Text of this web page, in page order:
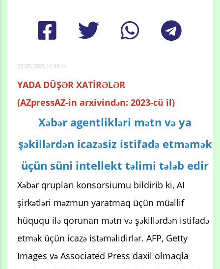
22-05-2025 16:49:44
YADA DÜŞƏR XATİRƏLƏR
(AZpressAZ-in arxivindən: 2023-cü il)
Xəbər agentlikləri mətn və ya
şəkillərdən icazəsiz istifadə etməmək
üçün süni intellekt təlimi tələb edir
Xəbər qrupları konsorsiumu bildirib ki, AI
şirkətləri məzmun yaratmaq üçün müəllif
hüququ ilə qorunan mətn və şəkillərdən istifadə
etmək üçün icazə istəməlidirlər. AFP, Getty
Images və Associated Press daxil olmaqla